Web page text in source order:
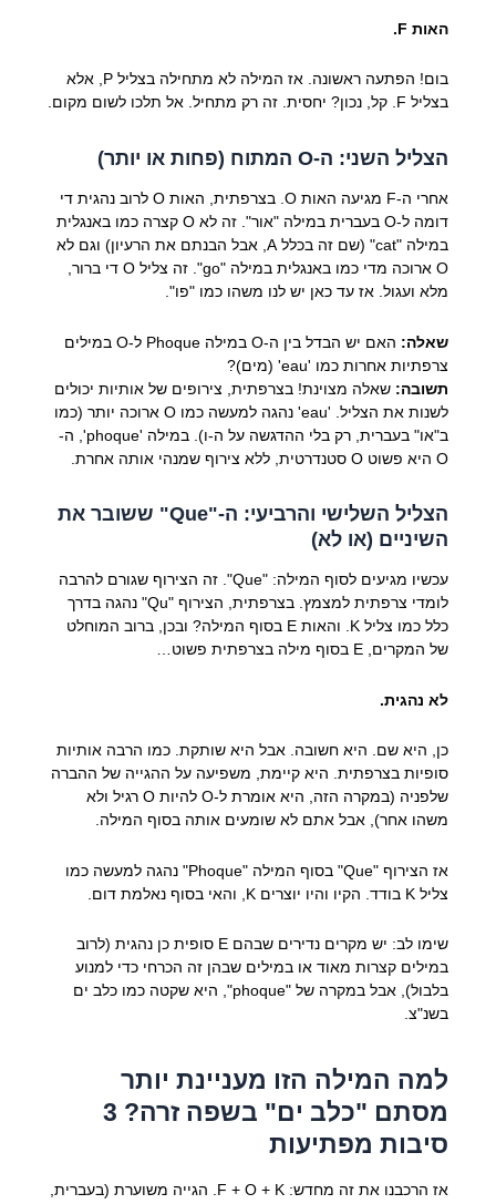
האות F.
בום! הפתעה ראשונה. אז המילה לא מתחילה בצליל P, אלא
בצליל F. קל, נכון? יחסית. זה רק מתחיל. אל תלכו לשום מקום.
הצליל השני: ה-O המתוח (פחות או יותר)
אחרי ה-F מגיעה האות O. בצרפתית, האות O לרוב נהגית די
דומה ל-O בעברית במילה "אור". זה לא O קצרה כמו באנגלית
במילה "cat" (שם זה בכלל A, אבל הבנתם את הרעיון) וגם לא
O ארוכה מדי כמו באנגלית במילה "go". זה צליל O די ברור,
מלא ועגול. אז עד כאן יש לנו משהו כמו "פו".
שאלה:
האם יש הבדל בין ה-O במילה Phoque ל-O במילים
צרפתיות אחרות כמו 'eau' (מים)?
תשובה: שאלה מצוינת! בצרפתית, צירופים של אותיות יכולים
לשנות את הצליל. 'eau' נהגה למעשה כמו O ארוכה יותר (כמו
ב"או" בעברית, רק בלי ההדגשה על ה-ו). במילה 'phoque', ה-
O היא פשוט O סטנדרטית, ללא צירוף שמנהי אותה אחרת.
הצליל השלישי והרביעי: ה-"Que" ששובר את
השיניים (או לא)
עכשיו מגיעים לסוף המילה: "Que". זה הצירוף שגורם להרבה
לומדי צרפתית למצמץ. בצרפתית, הצירוף "Qu" נהגה בדרך
כלל כמו צליל K. והאות E בסוף המילה? ובכן, ברוב המוחלט
של המקרים, E בסוף מילה בצרפתית פשוט…
לא נהגית.
כן, היא שם. היא חשובה. אבל היא שותקת. כמו הרבה אותיות
סופיות בצרפתית. היא קיימת, משפיעה על ההגייה של ההברה
שלפניה (במקרה הזה, היא אומרת ל-O להיות O רגיל ולא
משהו אחר), אבל אתם לא שומעים אותה בסוף המילה.
אז הצירוף "Que" בסוף המילה "Phoque" נהגה למעשה כמו
צליל K בודד. הקיו והיו יוצרים K, והאי בסוף נאלמת דום.
שימו לב: יש מקרים נדירים שבהם E סופית כן נהגית (לרוב
במילים קצרות מאוד או במילים שבהן זה הכרחי כדי למנוע
בלבול), אבל במקרה של "phoque", היא שקטה כמו כלב ים
בשנ"צ.
למה המילה הזו מעניינת יותר
מסתם "כלב ים" בשפה זרה? 3
סיבות מפתיעות
אז הרכבנו את זה מחדש: F + O + K. הגייה משוערת (בעברית,